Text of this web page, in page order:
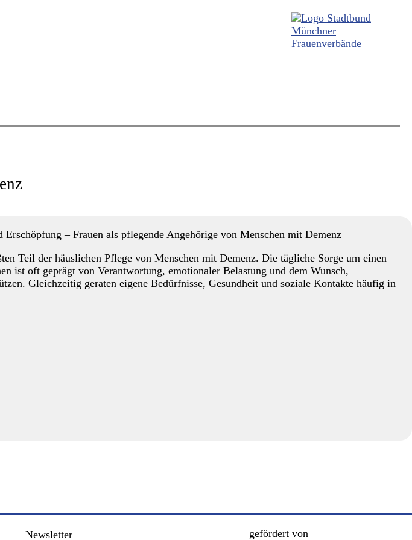
Erschöpfung – Frauen als pflegende Angehörige von Menschen mit Demenz
Teil der häuslichen Pflege von Menschen mit Demenz. Die tägliche Sorge um einen
ist oft geprägt von Verantwortung, emotionaler Belastung und dem Wunsch,
Gleichzeitig geraten eigene Bedürfnisse, Gesundheit und soziale Kontakte häufig in
Newsletter gefördert von